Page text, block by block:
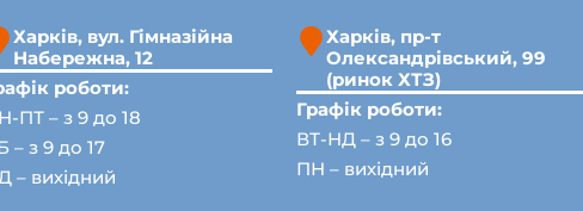
Харків, вул. Гімназійна
Набережна, 12
роботи:
ПТ – з 9 до 18
– з 9 до 17
– вихідний
Харків, пр-т
Олександрівський, 99
(ринок ХТЗ)
Графік роботи:
ВТ-НД – з 9 до 16
ПН – вихідний